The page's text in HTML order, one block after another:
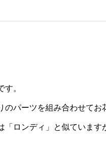
。
パーツを組み合わせてお
「ロンディ」と似ていま